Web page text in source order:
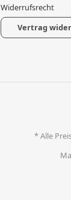
Widerrufsrecht
Vertrag
*Alle